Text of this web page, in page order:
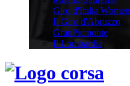
Giro d'Italia Women
Il Giro d'Abruzzo
GranPiemonte
Il Lombardia